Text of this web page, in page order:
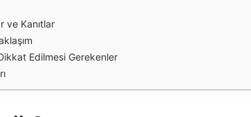
ve Kanıtlar
Edilmesi Gerekenler